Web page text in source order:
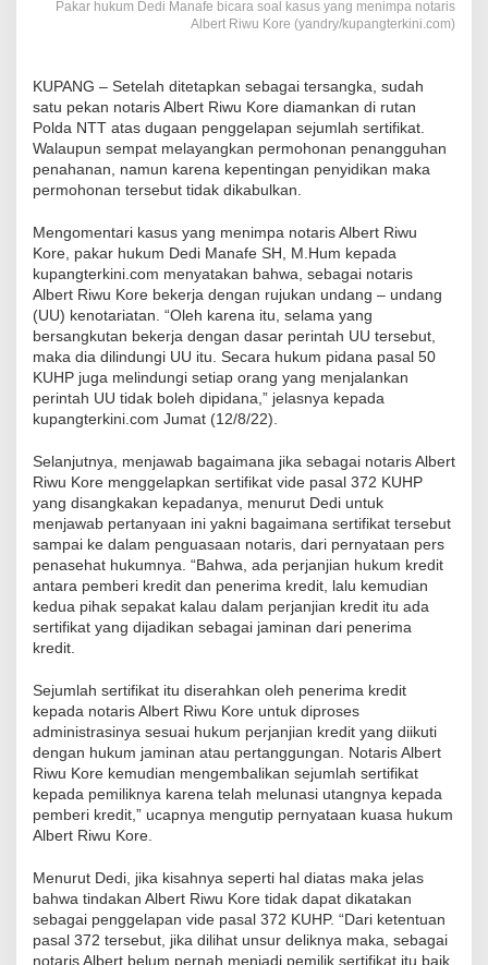
Pakar hukum Dedi Manafe bicara soal kasus yang menimpa notaris
Albert Riwu Kore (yandry/kupangterkini.com)
KUPANG – Setelah ditetapkan sebagai tersangka, sudah
satu pekan notaris Albert Riwu Kore diamankan di rutan
Polda NTT atas dugaan penggelapan sejumlah sertifikat.
Walaupun sempat melayangkan permohonan penangguhan
penahanan, namun karena kepentingan penyidikan maka
permohonan tersebut tidak dikabulkan.
Mengomentari kasus yang menimpa notaris Albert Riwu
Kore, pakar hukum Dedi Manafe SH, M.Hum kepada
kupangterkini.com menyatakan bahwa, sebagai notaris
Albert Riwu Kore bekerja dengan rujukan undang – undang
(UU) kenotariatan. “Oleh karena itu, selama yang
bersangkutan bekerja dengan dasar perintah UU tersebut,
maka dia dilindungi UU itu. Secara hukum pidana pasal 50
KUHP juga melindungi setiap orang yang menjalankan
perintah UU tidak boleh dipidana,” jelasnya kepada
kupangterkini.com Jumat (12/8/22).
Selanjutnya, menjawab bagaimana jika sebagai notaris Albert
Riwu Kore menggelapkan sertifikat vide pasal 372 KUHP
yang disangkakan kepadanya, menurut Dedi untuk
menjawab pertanyaan ini yakni bagaimana sertifikat tersebut
sampai ke dalam penguasaan notaris, dari pernyataan pers
penasehat hukumnya. “Bahwa, ada perjanjian hukum kredit
antara pemberi kredit dan penerima kredit, lalu kemudian
kedua pihak sepakat kalau dalam perjanjian kredit itu ada
sertifikat yang dijadikan sebagai jaminan dari penerima
kredit.
Sejumlah sertifikat itu diserahkan oleh penerima kredit
kepada notaris Albert Riwu Kore untuk diproses
administrasinya sesuai hukum perjanjian kredit yang diikuti
dengan hukum jaminan atau pertanggungan. Notaris Albert
Riwu Kore kemudian mengembalikan sejumlah sertifikat
kepada pemiliknya karena telah melunasi utangnya kepada
pemberi kredit,” ucapnya mengutip pernyataan kuasa hukum
Albert Riwu Kore.
Menurut Dedi, jika kisahnya seperti hal diatas maka jelas
bahwa tindakan Albert Riwu Kore tidak dapat dikatakan
sebagai penggelapan vide pasal 372 KUHP. “Dari ketentuan
pasal 372 tersebut, jika dilihat unsur deliknya maka, sebagai
notaris Albert belum pernah menjadi pemilik sertifikat itu baik